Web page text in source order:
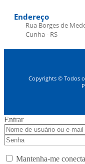
Endereço
Rua Borges de
Cunha - RS
Copyrights © Todos
Entrar
Mantenha-me